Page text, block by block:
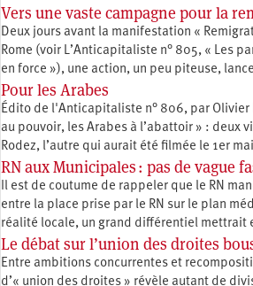
Vers une vaste campagne pour la
Deux jours avant la manifestation «
Rome (voir L’Anticapitaliste n° 805, « Les
en force »), une action, un peu piteuse,
Pour les Arabes
Édito de l'Anticapitaliste n° 806, par Olivier
au pouvoir, les Arabes à l’abattoir » : deux
Rodez, l’autre qui aurait été filmée le 1er
RN aux Municipales : pas de vague
Il est de coutume de rappeler que le RN
entre la place prise par le RN sur le plan
réalité locale, un grand différentiel mettrait
Le débat sur l’union des droites
Entre ambitions concurrentes et
d’« union des droites » révèle autant de